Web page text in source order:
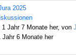
2025
Jahr 7 Monate her, von
Jahr 6 Monate her